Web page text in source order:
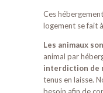
Ces
logement se fait
Les animaux
animal par
interdiction de
tenus en laisse.